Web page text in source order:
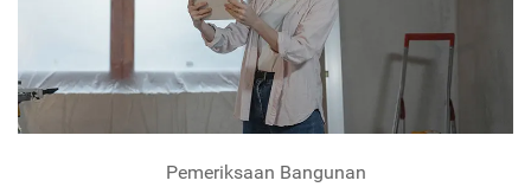
Pemeriksaan Bangunan